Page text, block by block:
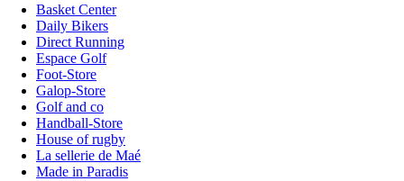
Basket Center
Daily Bikers
Direct Running
Espace Golf
Foot-Store
Galop-Store
Golf and co
Handball-Store
House of rugby
La sellerie de Maé
Made in Paradis